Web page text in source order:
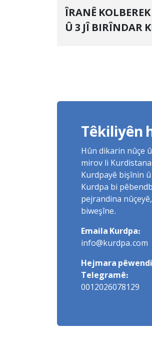
ÎRANÊ KOLBEREK GIRT
Û 3
Têkiliyên
Hûn dikarin nûçe
mirov li
Kurdpayê bişînin
Kurdpa bi
pejrandina
biweşîne.
Emaila Kurdpa:
info@kurdpa.com
Hejmara
Telegramê:
0012026078129